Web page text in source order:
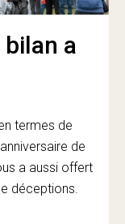
a
termes de
de
a aussi offert
déceptions.